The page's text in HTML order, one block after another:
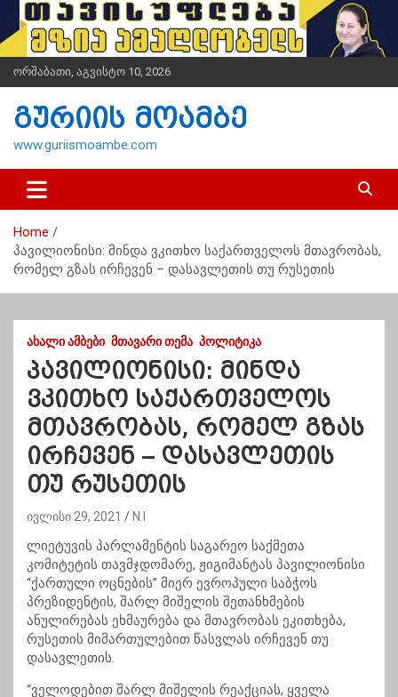
i
t
n
ორშაბათი, აგვისტო 10, 2026
გურიის მოამბე
www.guriismoambe.com
Home
პავილიონისი: მინდა ვკითხო საქართველოს მთავრობას,
რომელ გზას ირჩევენ – დასავლეთის თუ რუსეთის
ᲐᲮᲐᲚᲘ ᲐᲛᲑᲔᲑᲘ ᲛᲗᲐᲕᲐᲠᲘ ᲗᲔᲛᲐ ᲞᲝᲚᲘᲢᲘᲙᲐ
პავილიონისი: მინდა
ვკითხო საქართველოს
მთავრობას, რომელ გზას
ირჩევენ – დასავლეთის
თუ რუსეთის
ივლისი 29, 2021 N.I
ლიეტუვის პარლამენტის საგარეო საქმეთა
კომიტეტის თავმჯდომარე, ჟიგიმანტას პავილიონისი
“ქართული ოცნების” მიერ ევროპული საბჭოს
პრეზიდენტის, შარლ მიშელის შეთანხმების
ანულირებას ეხმაურება და მთავრობას ეკითხება,
რუსეთის მიმართულებით წასვლას ირჩევენ თუ
დასავლეთის.
“ველოდებით შარლ მიშელის რეაქციას, ყველა